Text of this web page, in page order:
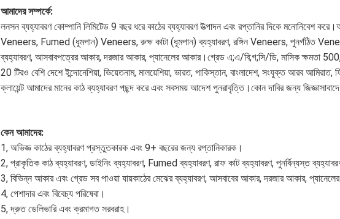
আমাদের সম্পর্কে:
লনসন ব্যহ্যাবরণ কোম্পানি লিমিটেড 9 বছর ধরে কাঠের ব্যহ্যাবরণ উত্পাদন এবং রপ্তানির দিকে মনোনিবেশ
Veneers, Fumed (ধূমপান) Veneers, রুক্ষ কাটা (ধূমপান) ব্যহ্যাবরণ, রঙ্গিন Veneers, পুনর্গঠিত
ব্যহ্যাবরণ, আসবাবপত্রের আকার, দরজার আকার, প্যানেলের আকার।গ্রেড এ;এ/বি;গ;সি/ডি, মাসিক ক্ষমতা
20 টিরও বেশি দেশে ইন্দোনেশিয়া, ভিয়েতনাম, মালয়েশিয়া, ভারত, পাকিস্তান, বাংলাদেশ, সংযুক্ত আরব আমিরাত,
ক্লায়েন্ট আমাদের মানের কাঠ ব্যহ্যাবরণ পছন্দ করে এবং সবসময় আদেশ পুনরাবৃত্তি।কোন দাবির জন্য
কেন আমাদের:
1, অভিজ্ঞ কাঠের ব্যহ্যাবরণ প্রস্তুতকারক এবং 9+ বছরের জন্য রপ্তানিকারক।
2, প্রাকৃতিক কাঠ ব্যহ্যাবরণ, ডাইনিং ব্যহ্যাবরণ, Fumed ব্যহ্যাবরণ, রাফ কাট ব্যহ্যাবরণ, পুনর্বিন্যস্ত
3, বিভিন্ন আকার এবং গ্রেড সব পাওয়া যায়কাঠের মেঝের ব্যহ্যাবরণ, আসবাবের আকার, দরজার আকার,
4, পেশাদার এবং বিবেচ্য পরিষেবা।
5, দ্রুত ডেলিভারি এবং ক্রমাগত সরবরাহ।